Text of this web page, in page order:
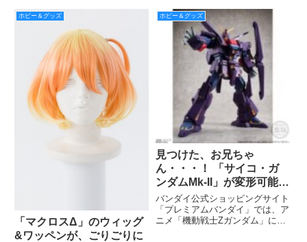
ray&DVD発売！
WORLD 仮面 ライダークロー
ズ」が上映＆発売決定です！！！
2019年初旬期間限定上映され、
2019年4月
ホビー＆グッズ
「マクロスΔ」のウィッグ
&ワッペンが、ごりごりに
ホビー＆グッズ
見つけた、お兄ちゃ
ん・・・！ 「サイコ・ガ
ンダムMk-II」が変形可能な
20cmの巨大食玩で限定登
場
バンダイ公式ショッピングサイト
「プレミアムバンダイ」では、ア
ニメ「機動戦士Zガンダム」に登